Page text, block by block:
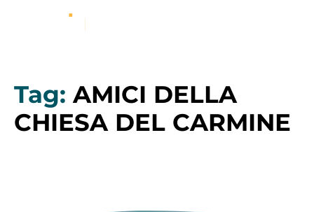
Tag:AMICI DELLA
CHIESA DEL CARMINE